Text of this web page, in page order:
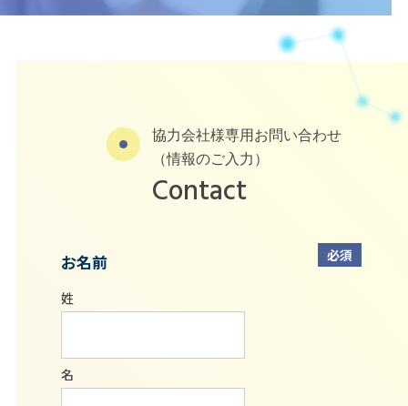
協力会社様専用お問い合わせ
（情報のご入力）
Contact
お名前 必須
姓
名